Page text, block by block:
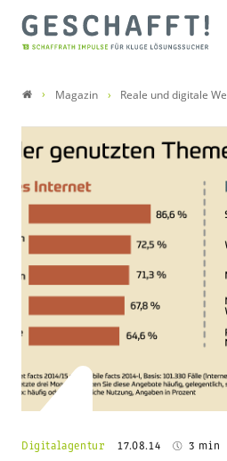
Magazin Reale und digitale
Digitalagentur 17.08.14 3 min